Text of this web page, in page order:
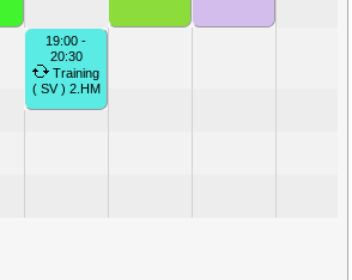
19:00 -
20:30
Training
( SV ) 2.HM